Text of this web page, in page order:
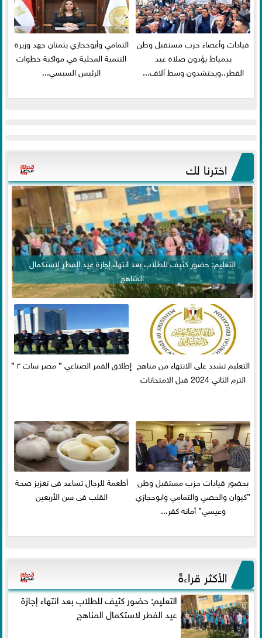
قيادات وأعضاء حزب مستقبل وطن
بدمياط يؤدون صلاة عيد
الفطر..ويحتشدون وسط آلاف...
التمامي وأبوحجازي يثمنان جهد وزيرة
التنمية المحلية في مواكبة خطوات
الرئيس السيسي...
اخترنا لك
التعليم: حضور كثيف للطلاب بعد انتهاء إجازة عيد الفطر لاستكمال
المناهج
التعليم تشدد على الانتهاء من مناهج
الترم الثاني 2024 قبل الامتحانات
إطلاق القمر الصناعي ” مصر سات ٢ ”
بحضور قيادات حزب مستقبل وطن
”كيوان والحصي والتمامي وابوحجازي
وعيسي” أمانه كفر...
أطعمة للرجال تساعد فى تعزيز صحة
القلب فى سن الأربعين
الأكثر قراءةً
التعليم: حضور كثيف للطلاب بعد انتهاء إجازة
عيد الفطر لاستكمال المناهج